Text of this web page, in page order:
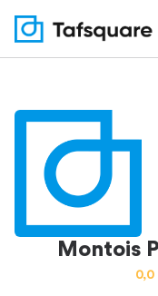
Montois
0,0